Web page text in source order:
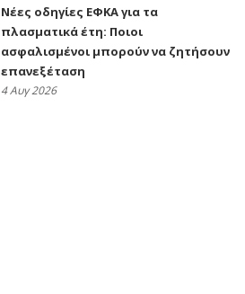
Νέες οδηγίες ΕΦΚΑ για τα
πλασματικά έτη: Ποιοι
ασφαλισμένοι μπορούν να ζητήσουν
επανεξέταση
4 Αυγ 2026